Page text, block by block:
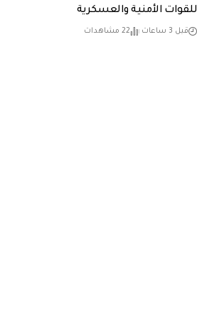
للقوات الأمنية والعسكرية
قبل 3 ساعات 22 مشاهدات